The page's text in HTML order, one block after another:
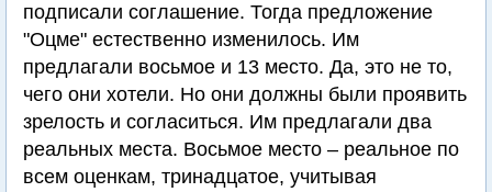
подписали соглашение. Тогда предложение
"Оцме" естественно изменилось. Им
предлагали восьмое и 13 место. Да, это не то,
чего они хотели. Но они должны были проявить
зрелость и согласиться. Им предлагали два
реальных места. Восьмое место – реальное по
всем оценкам, тринадцатое, учитывая